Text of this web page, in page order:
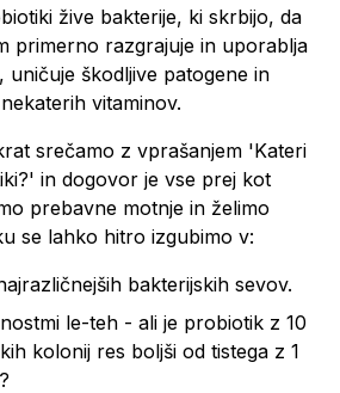
žive bakterije, ki skrbijo, da
primerno razgrajuje in uporablja
škodljive patogene in
vitaminov.
srečamo z vprašanjem 'Kateri
in dogovor je vse prej kot
prebavne motnje in želimo
se lahko hitro izgubimo v:
bakterijskih sevov.
le-teh - ali je probiotik z 10
kolonij res boljši od tistega z 1